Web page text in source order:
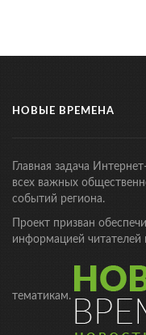
НОВЫЕ ВРЕМЕНА
Главная задача
всех важных
событий региона.
Проект призван
информацией
тематикам.